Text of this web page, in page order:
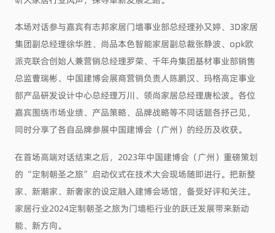
本场对话参与嘉宾有志邦家居门墙事业部总经理孙又婷、3D家居
集团副总经理徐华胜、尚品本色智能家居副总裁张静波、opk欧
派克联合创始人兼营销总经理罗荣、千年舟集团基材事业部销售
总监曹瑞彬、中国建博会展商营销负责人陈鹏汉、玛格高定事业
部产品研发设计中心总经理万川、领尚家居总经理唐松波。各位
嘉宾围绕市场业绩、产品策略、品牌战略等不同话题各抒己见，
同时分享了各自品牌参展中国建博会（广州）的经历及收获。
在首场高端对话结束之后，2023年中国建博会（广州）重磅策划
的“定制朝圣之旅”启动仪式在技术大会现场随即进行。把新整
家、新潮家、新奢家的设定融入建博会场馆，备受好评和关注。
家居行业2024定制朝圣之旅为门墙柜行业的跃迁发展带来新动
能、新方向。